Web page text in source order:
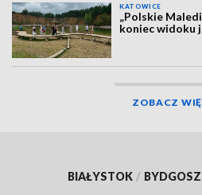
KATOWICE
„Polskie
koniec widoku
ZOBACZ
BIAŁYSTOK /